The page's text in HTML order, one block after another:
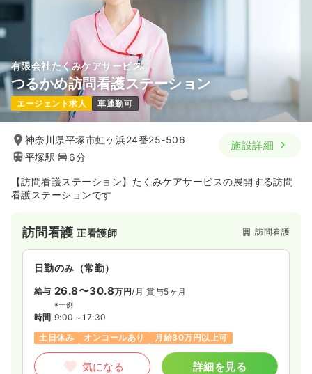
有限会社たくみケアサービス
つるかめ訪問看護ステーション
エージェント求人 車通勤可
神奈川県平塚市虹ケ浜24番25-506
平塚駅
6分
施設詳細
【訪問看護ステーション】たくみケアサービスの展開する訪問
看護ステーションです
訪問看護正看護師 訪問看護
日勤のみ（常勤）
給与 26.8〜30.8万円/月 賞与5ヶ月
※一例
時間 9:00～17:30
土日休み
オンコールあり 月給30万円以上可
気になる 詳細を見る